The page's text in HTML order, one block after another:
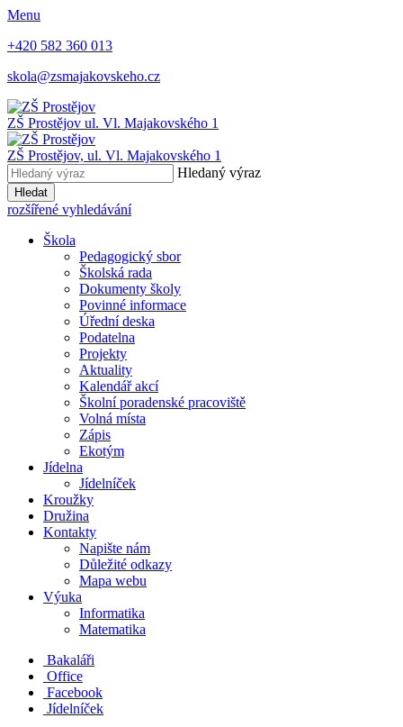
Menu
+420 582 360 013
skola@zsmajakovskeho.cz
ZŠ Prostějov ul. Vl. Majakovského 1
ZŠ Prostějov, ul. Vl. Majakovského 1
Hledaný výraz
Hledat
rozšířené vyhledávání
Škola
Pedagogický sbor
Školská rada
Dokumenty školy
Povinné informace
Úřední deska
Podatelna
Projekty
Aktuality
Kalendář akcí
Školní poradenské pracoviště
Volná místa
Zápis
Ekotým
Jídelna
Jídelníček
Kroužky
Družina
Kontakty
Napište nám
Důležité odkazy
Mapa webu
Výuka
Informatika
Matematika
Bakaláři
Office
Facebook
Jídelníček